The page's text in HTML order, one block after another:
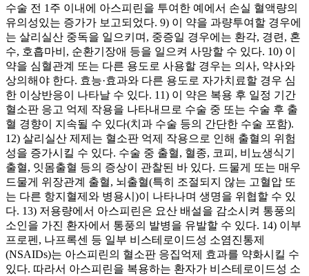
수술 전 1주 이내에 아스피린을 투여한 예에서 손실 혈액량의
유의성있는 증가가 보고되었다. 9) 이 약을 과량투여할 경우에
는 살리실산 중독을 일으키며, 중증일 경우에는 환각, 경련, 혼
수, 호흡마비, 순환기장애 등을 일으켜 사망할 수 있다. 10) 이
약을 심혈관계 또는 다른 용도로 사용할 경우는 의사, 약사와
상의해야 한다. 효능·효과와 다른 용도로 자가치료할 경우 심
한 이상반응이 나타날 수 있다. 11) 이 약은 복용 후 일정 기간
혈소판 응고 억제 작용을 나타내므로 수술 중 또는 수술 후 출
혈 경향이 지속될 수 있다(치과 수술 등의 간단한 수술 포함).
12) 살리실산 제제는 혈소판 억제 작용으로 인해 출혈의 위험
성을 증가시킬 수 있다. 수술 중 출혈, 혈종, 코피, 비뇨생식기
출혈, 잇몸출혈 등의 증상이 관찰된 바 있다. 드물게 또는 매우
드물게 위장관계 출혈, 뇌출혈(특히 조절되지 않는 고혈압 또
는 다른 항지혈제와 병용시)이 나타나며 생명을 위협할 수 있
다. 13) 저용량에서 아스피린은 요산 배설을 감소시켜 통풍의
소인을 가진 환자에서 통풍의 발병을 유발할 수 있다. 14) 이부
프로펜, 나프록센 등 일부 비스테로이드성 소염진통제
(NSAIDs)는 아스피린의 혈소판 응집억제 효과를 약화시킬 수
있다. 따라서 아스피린을 복용하는 환자가 비스테로이드성 소